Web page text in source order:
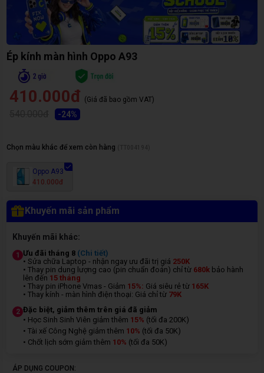
Ép kính màn hình Oppo A93
410.000đ (Giá đã bao gồm VAT)
-24%
Chọn màu khác để xem còn hàng
Oppo A93
410.000đ
Khuyến mãi sản phẩm
Khuyến mãi khác:
1 Ưu đãi tháng 8 (Chi tiết)
• Sửa chữa Laptop - nhận ngay ưu đãi trị giá 250K
• Thay pin dung lượng cao (pin chuẩn đoán) chỉ từ 680k bảo hành
lên đến 15 tháng
• Thay pin iPhone Vmas - Giảm 15%: Giá siêu rẻ từ 165K
• Thay kính - màn hình điện thoại: Giá chỉ từ 79K
2 Đặc biệt, giảm thêm trên giá đã giảm
• Học Sinh Sinh Viên giảm thêm 15% (tối đa 200K)
• Tài xế Công Nghệ giảm thêm 10% (tối đa 50K)
• Chốt lịch sớm giảm thêm 10% (tối đa 50K)
ÁP DỤNG COUPON: